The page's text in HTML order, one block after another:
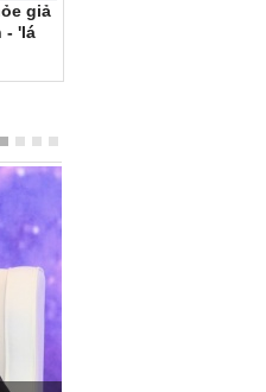
giả
- 'lá